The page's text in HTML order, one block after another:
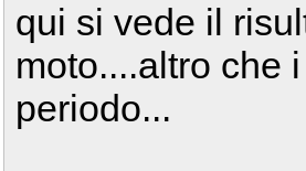
qui si vede il
moto....altro che
periodo...